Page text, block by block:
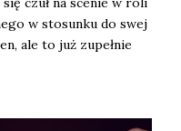
w stosunku do swej
ale to już zupełnie